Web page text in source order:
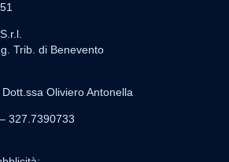
Trib. di Benevento
Oliviero Antonella
327.7390733